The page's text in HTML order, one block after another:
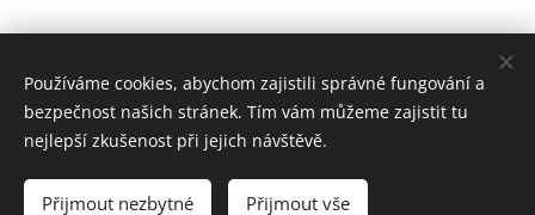
© 2023 Všechna práva vyhrazena
Cookies
CZK Kč
EUR €
Používáme cookies, abychom zajistili správné fungování a
bezpečnost našich stránek. Tím vám můžeme zajistit tu
nejlepší zkušenost při jejich návštěvě.
Přijmout nezbytné Přijmout vše